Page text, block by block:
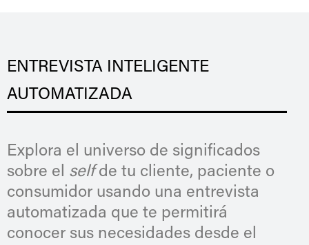
ENTREVISTA INTELIGENTE
AUTOMATIZADA
Explora el universo de significados
sobre el selfde tu cliente, paciente o
consumidor usando una entrevista
automatizada que te permitirá
conocer sus necesidades desde el